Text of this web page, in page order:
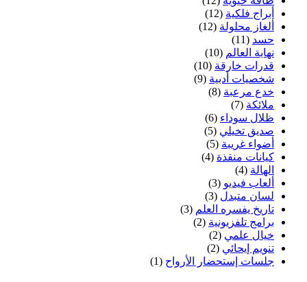
أبراج فلكية (12)
ألغاز محلولة (12)
حسد (11)
نهاية العالم (10)
قدرات خارقة (10)
شخصيات أدبية (9)
خدع مرعبة (8)
ملائكة (7)
ظلال سوداء (6)
صديق تخيلي (5)
أضواء غريبة (5)
كيانات منقذة (4)
الهالة (4)
ألعاب فيديو (3)
لسان متبدل (3)
تاريخ يفسره العلم (3)
برامج تلفزيونية (2)
خيال علمي (2)
تنويم إيحائي (2)
جلسات إستحضار الأرواح (1)